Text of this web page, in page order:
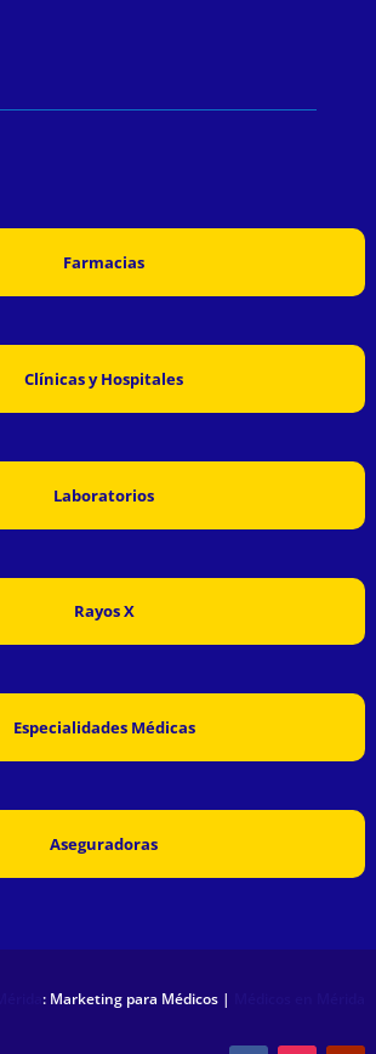
Farmacias
Clínicas y Hospitales
Laboratorios
Rayos X
Especialidades Médicas
Aseguradoras
: Marketing para Médicos |